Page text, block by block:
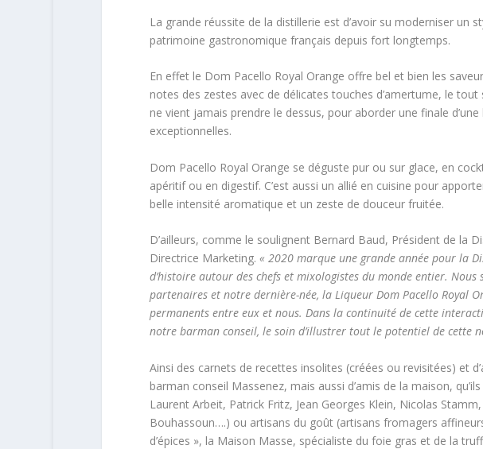
La grande réussite de la distillerie est d’avoir su moderniser un
patrimoine gastronomique français depuis fort longtemps.
En effet le Dom Pacello Royal Orange offre bel et bien les
notes des zestes avec de délicates touches d’amertume, le
ne vient jamais prendre le dessus, pour aborder une finale
exceptionnelles.
Dom Pacello Royal Orange se déguste pur ou sur glace, en
apéritif ou en digestif. C’est aussi un allié en cuisine pour
belle intensité aromatique et un zeste de douceur fruitée.
D’ailleurs, comme le soulignent Bernard Baud, Président de la
Directrice Marketing. « 2020 marque une grande année pour la
d’histoire autour des chefs et mixologistes du monde entier. Nous
partenaires et notre dernière-née, la Liqueur Dom Pacello Royal
permanents entre eux et nous. Dans la continuité de cette
notre barman conseil, le soin d’illustrer tout le potentiel de cette
Ainsi des carnets de recettes insolites (créées ou revisitées) et
barman conseil Massenez, mais aussi d’amis de la maison,
Laurent Arbeit, Patrick Fritz, Jean Georges Klein, Nicolas
Bouhassoun….) ou artisans du goût (artisans fromagers
d’épices », la Maison Masse, spécialiste du foie gras et de la